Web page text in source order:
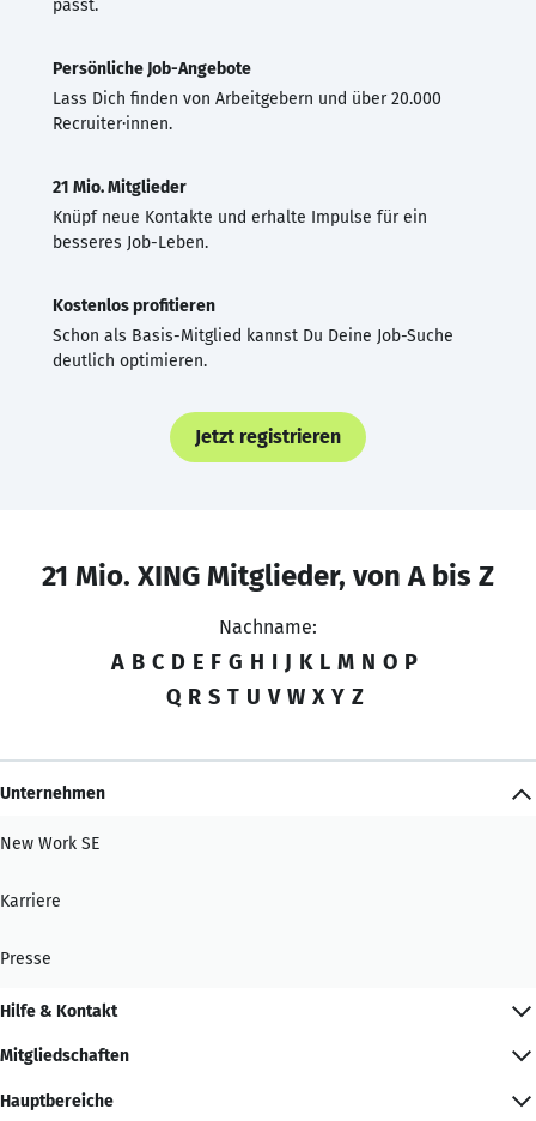
passt.
Persönliche Job-Angebote
Lass Dich finden von Arbeitgebern und über 20.000
Recruiter·innen.
21 Mio. Mitglieder
Knüpf neue Kontakte und erhalte Impulse für ein
besseres Job-Leben.
Kostenlos profitieren
Schon als Basis-Mitglied kannst Du Deine Job-Suche
deutlich optimieren.
Jetzt registrieren
21 Mio. XING Mitglieder, von A bis Z
Nachname:
A B C D E F G H I J K L M N O P
Q R S T U V W X Y Z
Unternehmen
New Work SE
Karriere
Presse
Hilfe & Kontakt
Mitgliedschaften
Hauptbereiche